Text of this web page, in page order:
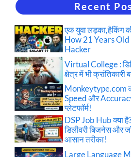
Recent
एक युवा लड़का,हैकिंग
How 21 Years
Hacker
Virtual College :
क्षेत्र में भी
Monkeytype.com
Speed और
प्लेटफॉर्म!
DSP Job Hub क्या
डिलीवरी बिजनेस और
आसान तरीका!
Large Language